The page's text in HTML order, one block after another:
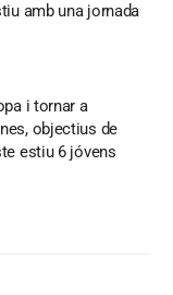
amb una jornada
i tornar a
objectius de
estiu 6 jóvens